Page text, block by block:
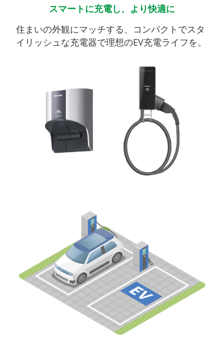
スマートに充電し、より快適に
住まいの外観にマッチする、コンパクトでスタ
イリッシュな充電器で理想のEV充電ライフを。